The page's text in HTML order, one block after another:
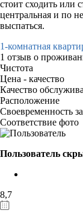
стоит сходить или
центральная и по
выспаться.
1-комнатная
1 отзыв о
Чистота
Цена - качество
Качество
Расположение
Своевременность
Соответствие фото
Пользователь
8,7